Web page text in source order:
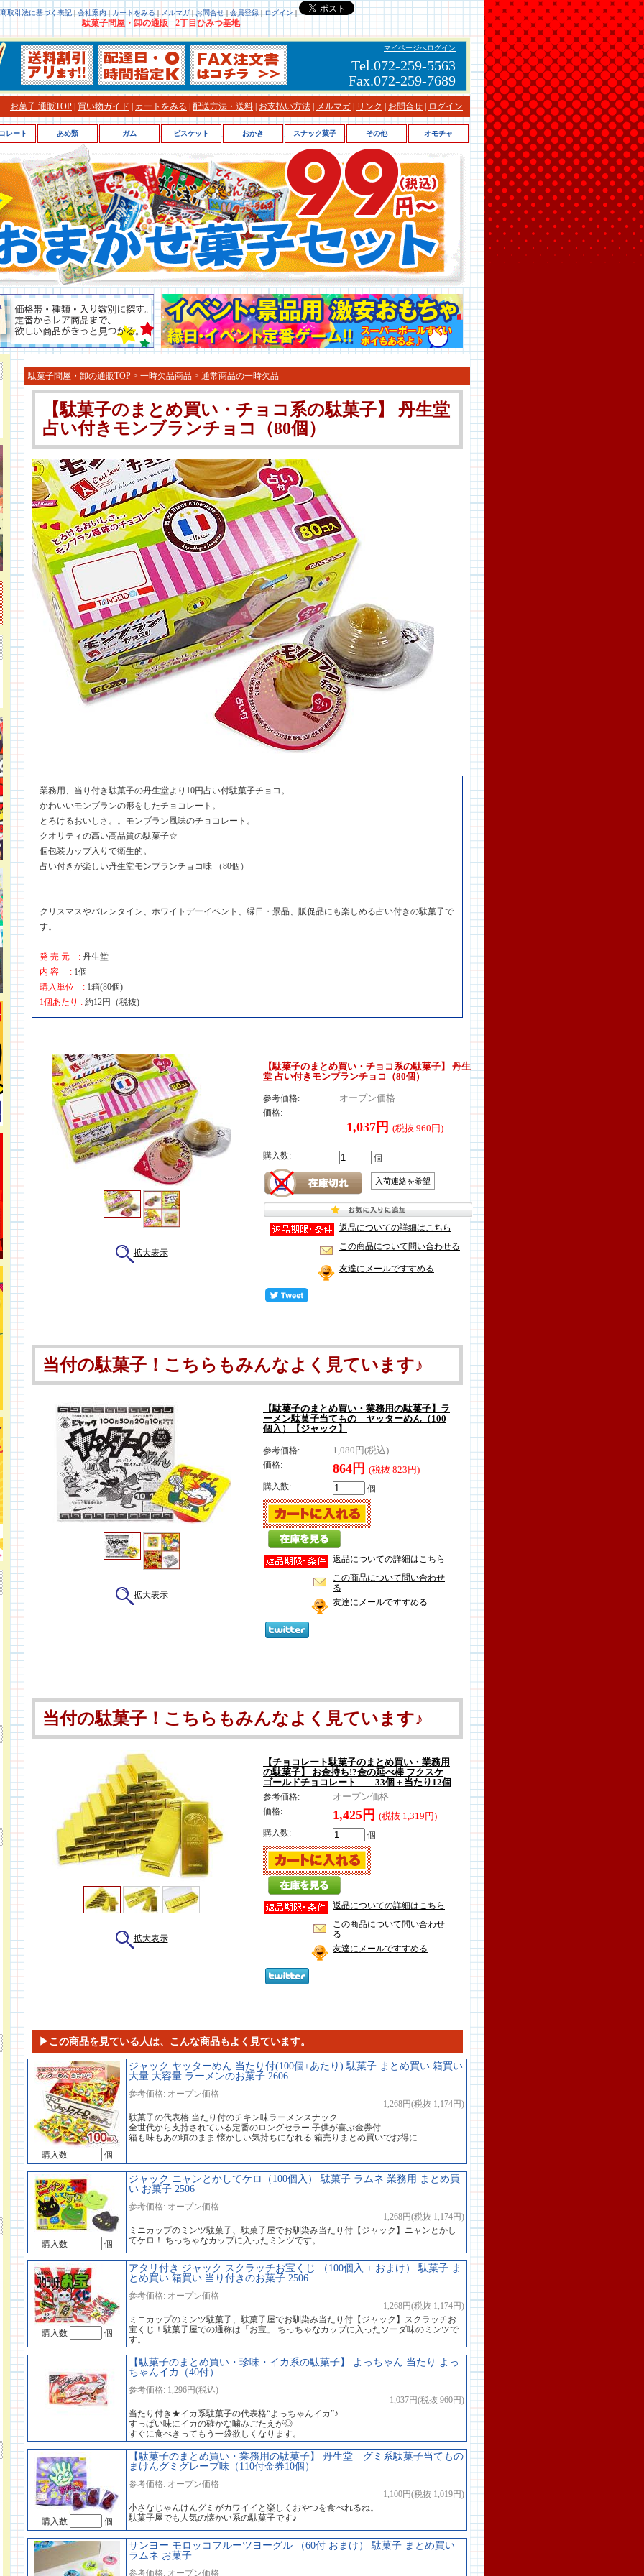
取引法に基づく表記 | 会社案内 | カートをみる | メルマガ| お問合せ| 会員登録| ログイン |
駄菓子問屋・卸の通販 - 2丁目ひみつ基地
マイページへログイン
Tel.072-259-5563
Fax.072-259-7689
お菓子 通販TOP 買い物ガイド カートをみる 配送方法・送料 お支払い方法 メルマガ リンク お問合せ ログイン
駄菓子問屋・卸の通販TOP > 一時欠品商品 > 通常商品の一時欠品
【駄菓子のまとめ買い・チョコ系の駄菓子】 丹生堂
占い付きモンブランチョコ（80個）
業務用、当り付き駄菓子の丹生堂より10円占い付駄菓子チョコ。
かわいいモンブランの形をしたチョコレート。
とろけるおいしさ。。モンブラン風味のチョコレート。
クオリティの高い高品質の駄菓子☆
個包装カップ入りで衛生的。
占い付きが楽しい丹生堂モンブランチョコ味 （80個）
クリスマスやバレンタイン、ホワイトデーイベント、縁日・景品、販促品にも楽しめる占い付きの駄菓子で
す。
発 売 元 : 丹生堂
内 容 : 1個
購入単位 : 1箱(80個)
1個あたり : 約12円（税抜)
拡大表示
【駄菓子のまとめ買い・チョコ系の駄菓子】 丹生
堂 占い付きモンブランチョコ（80個）
参考価格: オープン価格
価格:
1,037円 (税抜 960円)
購入数: 個
入荷連絡を希望
返品についての詳細はこちら
この商品について問い合わせる
友達にメールですすめる
当付の駄菓子！こちらもみんなよく見ています♪
拡大表示
【駄菓子のまとめ買い・業務用の駄菓子】ラ
ーメン駄菓子当てもの ヤッターめん（100
個入）【ジャック】
参考価格: 1,080円(税込)
価格: 864円 (税抜 823円)
購入数: 個
返品についての詳細はこちら
この商品について問い合わせ
る
友達にメールですすめる
当付の駄菓子！こちらもみんなよく見ています♪
拡大表示
【チョコレート駄菓子のまとめ買い・業務用
の駄菓子】 お金持ち!?金の延べ棒 フクスケ
ゴールドチョコレート 33個＋当たり12個
参考価格: オープン価格
価格: 1,425円 (税抜 1,319円)
購入数: 個
返品についての詳細はこちら
この商品について問い合わせ
る
友達にメールですすめる
▶この商品を見ている人は、こんな商品もよく見ています。
購入数 個
ジャック ヤッターめん 当たり付(100個+あたり) 駄菓子 まとめ買い 箱買い
大量 大容量 ラーメンのお菓子 2606
参考価格: オープン価格
1,268円(税抜 1,174円)
駄菓子の代表格 当たり付のチキン味ラーメンスナック
全世代から支持されている定番のロングセラー 子供が喜ぶ金券付
箱も味もあの頃のまま 懐かしい気持ちになれる 箱売りまとめ買いでお得に
購入数 個
ジャック ニャンとかしてケロ（100個入） 駄菓子 ラムネ 業務用 まとめ買
い お菓子 2506
参考価格: オープン価格
1,268円(税抜 1,174円)
ミニカップのミンツ駄菓子、駄菓子屋でお馴染み当たり付【ジャック】ニャンとかし
てケロ！ ちっちゃなカップに入ったミンツです。
購入数 個
アタリ付き ジャック スクラッチお宝くじ （100個入 + おまけ） 駄菓子 ま
とめ買い 箱買い 当り付きのお菓子 2506
参考価格: オープン価格
1,268円(税抜 1,174円)
ミニカップのミンツ駄菓子、駄菓子屋でお馴染み当たり付【ジャック】スクラッチお
宝くじ！駄菓子屋での通称は「お宝」 ちっちゃなカップに入ったソーダ味のミンツで
す。
【駄菓子のまとめ買い・珍味・イカ系の駄菓子】 よっちゃん 当たり よっ
ちゃんイカ（40付）
参考価格: 1,296円(税込)
1,037円(税抜 960円)
当たり付き★イカ系駄菓子の代表格“よっちゃんイカ”♪
すっぱい味にイカの確かな噛みごたえが◎
すぐに食べきってもう一袋欲しくなります。
購入数 個
【駄菓子のまとめ買い・業務用の駄菓子】 丹生堂 グミ系駄菓子当てもの
まけんグミグレープ味（110付金券10個）
参考価格: オープン価格
1,100円(税抜 1,019円)
小さなじゃんけんグミがカワイイと楽しくおやつを食べれるね。
駄菓子屋でも人気の懐かい系の駄菓子です♪
サンヨー モロッコフルーツヨーグル （60付 おまけ） 駄菓子 まとめ買い
ラムネ お菓子
参考価格: オープン価格